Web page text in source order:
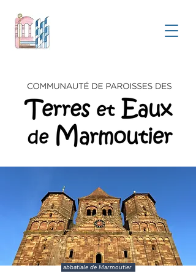
abbatiale de Marmoutier